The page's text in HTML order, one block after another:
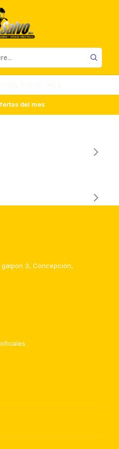
del mes
3, Concepción,